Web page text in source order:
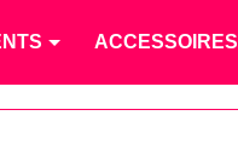
ACCESSOIRES